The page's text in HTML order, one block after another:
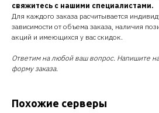
свяжитесь с нашими специалистами.
Для каждого заказа расчитывается
зависимости от объема заказа, наличия
акций и имеющихся у вас скидок.
Ответим на любой ваш вопрос. Напишите
форму заказа.
Похожие серверы